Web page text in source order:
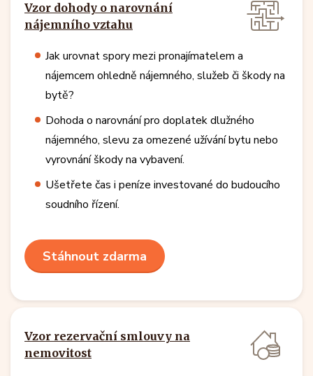
Vzor dohody o narovnání
nájemního vztahu
Jak urovnat spory mezi pronajímatelem a
nájemcem ohledně nájemného, služeb či škody na
bytě?
Dohoda o narovnání pro doplatek dlužného
nájemného, slevu za omezené užívání bytu nebo
vyrovnání škody na vybavení.
Ušetřete čas i peníze investované do budoucího
soudního řízení.
Stáhnout zdarma
Vzor rezervační smlouvy na
nemovitost